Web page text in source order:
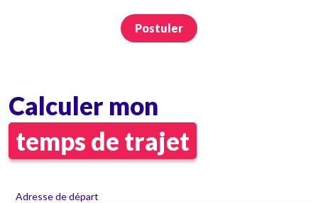
Postuler
Calculer mon
temps de trajet
Adresse de départ